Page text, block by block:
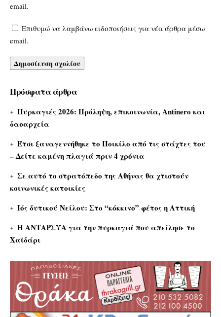
email.
Επιθυμώ να λαμβάνω ειδοποιήσεις για νέα άρθρα μέσω
email.
Πρόσφατα άρθρα
Πυρκαγιές 2026: Πρόληψη, επικοινωνία, Antinero και
δασαρχεία
Έτσι ξαναγεννήθηκε το Ποικίλο από τις στάχτες του
– Δείτε καμένη πλαγιά πριν 4 χρόνια
Σε αυτό το στρατόπεδο της Αθήνας θα χτιστούν
κοινωνικές κατοικίες
Ιός δυτικού Νείλου: Στο “κόκκινο” φέτος η Αττική
Η ΑΝΤΑΡΣΥΑ για την πυρκαγιά που απείλησε το
Χαϊδάρι